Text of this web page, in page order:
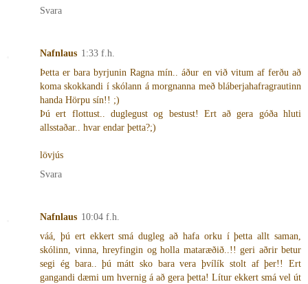
Svara
Nafnlaus 1:33 f.h.
Þetta er bara byrjunin Ragna mín.. áður en við vitum af ferðu að
koma skokkandi í skólann á morgnanna með bláberjahafragrautinn
handa Hörpu sín!! ;)
Þú ert flottust.. duglegust og bestust! Ert að gera góða hluti
allsstaðar.. hvar endar þetta?;)
lövjús
Svara
Nafnlaus 10:04 f.h.
váá, þú ert ekkert smá dugleg að hafa orku í þetta allt saman,
skólinn, vinna, hreyfingin og holla mataræðið..!! geri aðrir betur
segi ég bara.. þú mátt sko bara vera þvílík stolt af þer!! Ert
gangandi dæmi um hvernig á að gera þetta! Lítur ekkert smá vel út